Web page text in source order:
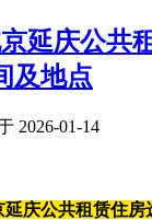
延庆公共
及地点
2026-01-14
延庆公共租赁住